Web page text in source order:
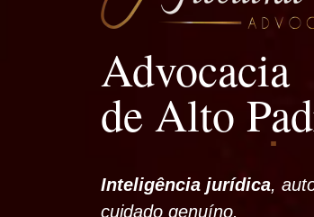
Advocacia
de Alto
Inteligência jurídica,
cuidado genuíno.